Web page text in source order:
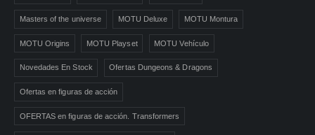
Masters of the universe MOTU Deluxe MOTU Montura
MOTU Origins MOTU Playset MOTU Vehículo
Novedades En Stock Ofertas Dungeons & Dragons
Ofertas en figuras de acción
OFERTAS en figuras de acción. Transformers